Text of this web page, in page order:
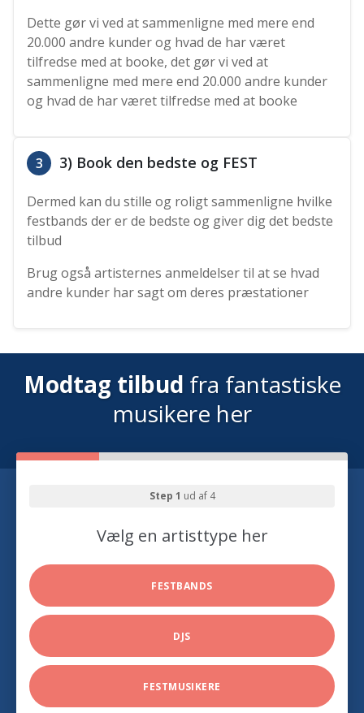
Dette gør vi ved at sammenligne med mere end
20.000 andre kunder og hvad de har været
tilfredse med at booke, det gør vi ved at
sammenligne med mere end 20.000 andre kunder
og hvad de har været tilfredse med at booke
3 3) Book den bedste og FEST
Dermed kan du stille og roligt sammenligne hvilke
festbands der er de bedste og giver dig det bedste
tilbud
Brug også artisternes anmeldelser til at se hvad
andre kunder har sagt om deres præstationer
Modtag tilbud fra fantastiske
musikere her
Step 1 ud af 4
Vælg en artisttype her
FESTBANDS
DJS
FESTMUSIKERE